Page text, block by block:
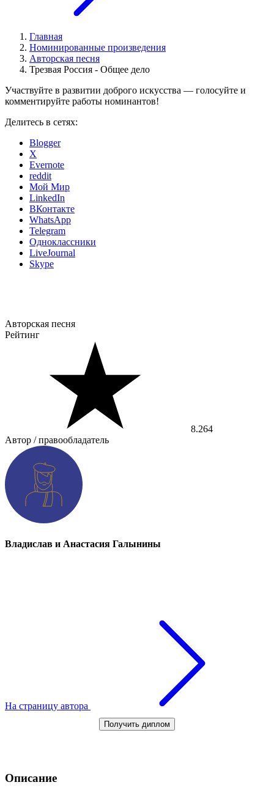
Главная
Номинированные произведения
Авторская песня
Трезвая Россия - Общее дело
Участвуйте в развитии доброго искусства — голосуйте и
комментируйте работы номинантов!
Делитесь в сетях:
Blogger
X
Evernote
reddit
Мой Мир
LinkedIn
ВКонтакте
WhatsApp
Telegram
Одноклассники
LiveJournal
Skype
Авторская песня
Рейтинг
8.264
Автор / правообладатель
Владислав и Анастасия Галынины
На страницу автора
Получить диплом
Описание